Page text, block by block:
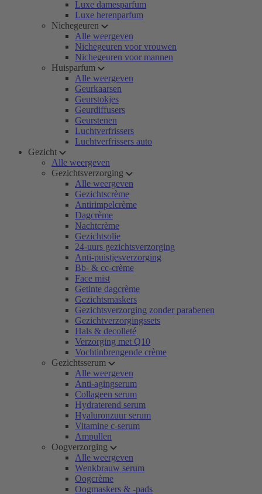
Luxe damesparfum
Luxe herenparfum
Nichegeuren
Alle weergeven
Nichegeuren voor vrouwen
Nichegeuren voor mannen
Huisparfum
Alle weergeven
Geurkaarsen
Geurstokjes
Geurdiffusers
Geurstenen
Luchtverfrissers
Luchtverfrissers auto
Gezicht
Alle weergeven
Gezichtsverzorging
Alle weergeven
Gezichtscrème
Antirimpelcrème
Dagcrème
Nachtcrème
Gezichtsolie
24-uurs gezichtsverzorging
Anti-puistjesverzorging
Bb- & cc-crème
Face mist
Getinte dagcrème
Gezichtsmaskers
Gezichtsverzorging zonder parabenen
Gezichtverzorgingssets
Hals & decolleté
Verzorging met Q10
Vochtinbrengende crème
Gezichtsserum
Alle weergeven
Anti-agingserum
Collageen serum
Hydraterend serum
Hyaluronzuur serum
Vitamine c-serum
Ampullen
Oogverzorging
Alle weergeven
Wenkbrauw serum
Oogcrème
Oogmaskers & -pads